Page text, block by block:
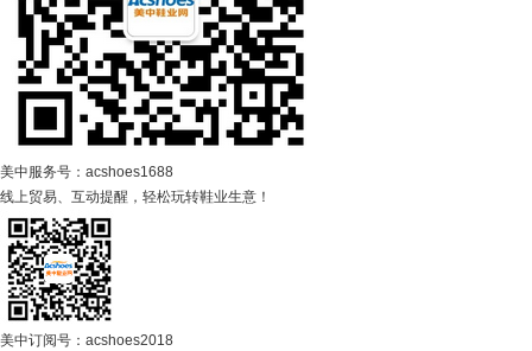
美中服务号：acshoes1688
线上贸易、互动提醒，轻松玩转鞋业生意！
美中订阅号：acshoes2018